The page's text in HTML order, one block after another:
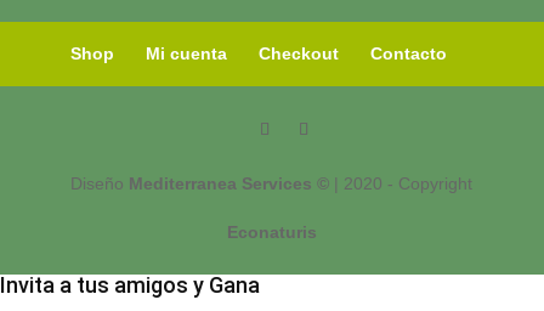
Shop Mi cuenta Checkout Contacto
Diseño Mediterranea Services © | 2020 - Copyright
Econaturis
Invita a tus amigos y Gana